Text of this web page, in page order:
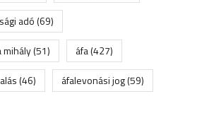
adó(69)
mihály(51) áfa(427)
(46) áfalevonási jog(59)